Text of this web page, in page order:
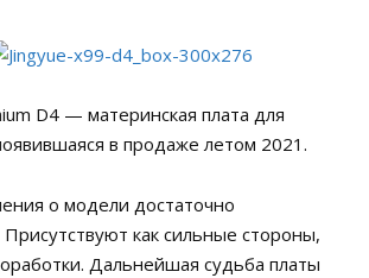
D4 — материнская плата для
в продаже летом 2021.
о модели достаточно
как сильные стороны,
Дальнейшая судьба платы